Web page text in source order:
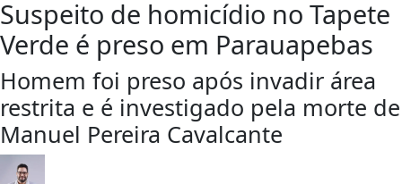
Suspeito de homicídio no Tapete
Verde é preso em Parauapebas
Homem foi preso após invadir área
restrita e é investigado pela morte de
Manuel Pereira Cavalcante